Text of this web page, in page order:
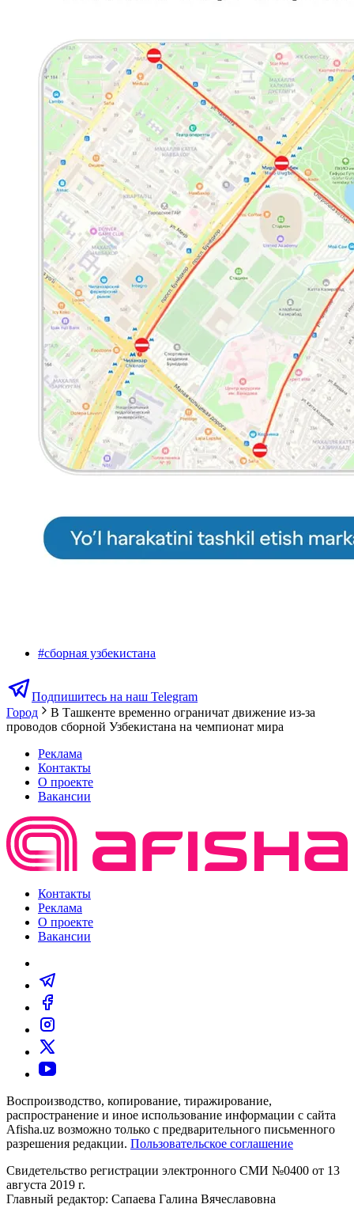
#сборная узбекистана
Подпишитесь на наш Telegram
Город
В Ташкенте временно ограничат движение из-за
проводов сборной Узбекистана на чемпионат мира
Реклама
Контакты
О проекте
Вакансии
Контакты
Реклама
О проекте
Вакансии
Воспроизводство, копирование, тиражирование,
распространение и иное использование информации с сайта
Afisha.uz возможно только с предварительного письменного
разрешения редакции. Пользовательское соглашение
Свидетельство регистрации электронного СМИ №0400 от 13
августа 2019 г.
Главный редактор: Сапаева Галина Вячеславовна